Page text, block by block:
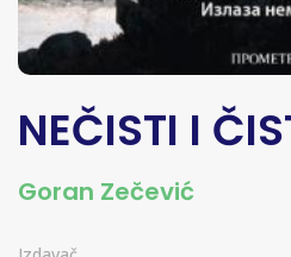
NEČISTI I
Goran Zečević